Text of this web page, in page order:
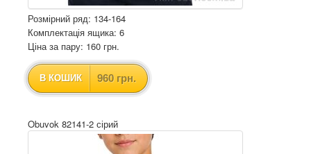
Розмірний ряд: 134-164
Комплектація ящика: 6
Ціна за пару: 160 грн.
В КОШИК 960 грн.
Obuvok 82141-2 сірий